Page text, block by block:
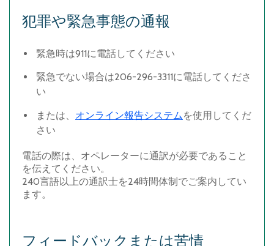
犯罪や緊急事態の通報
緊急時は911に電話してください
緊急でない場合は206-296-3311に電話してくださ
い
または、 オンライン報告システムを使用してくだ
さい
電話の際は、オペレーターに通訳が必要であること
を伝えてください。
240言語以上の通訳士を24時間体制でご案内してい
ます。
フィードバックまたは苦情